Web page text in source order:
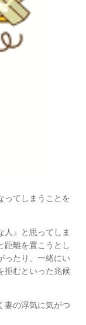
ってしまうことを
人』と思ってしま
距離を置こうとし
たり、 一緒にい
拒むといった兆候
妻の浮気に気がつ